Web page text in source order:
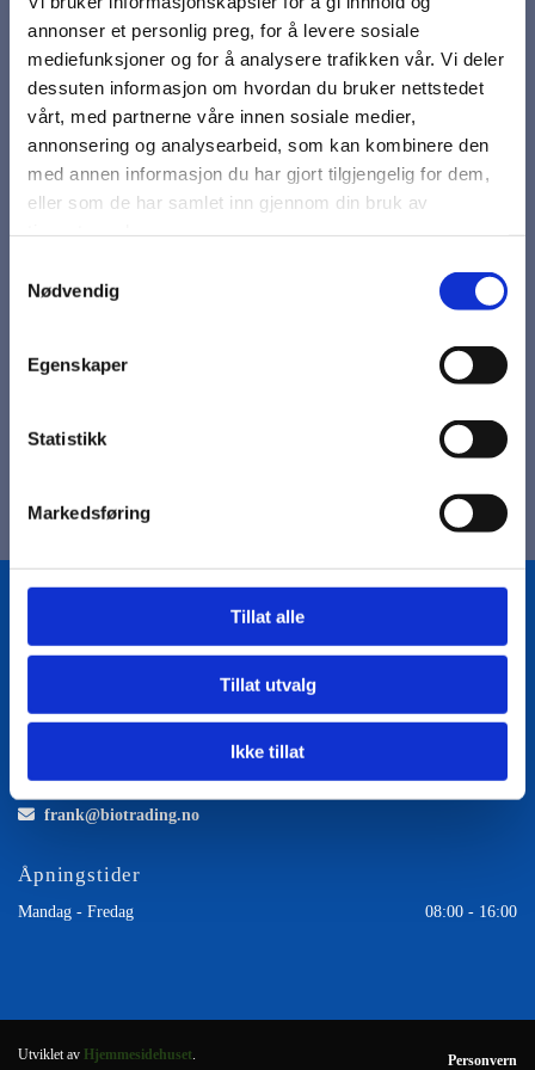
annonser et personlig preg, for å levere sosiale
mediefunksjoner og for å analysere trafikken vår. Vi deler
dessuten informasjon om hvordan du bruker nettstedet
vårt, med partnerne våre innen sosiale medier,
annonsering og analysearbeid, som kan kombinere den
med annen informasjon du har gjort tilgjengelig for dem,
eller som de har samlet inn gjennom din bruk av
Nødvendig
Egenskaper
Statistikk
Markedsføring
Tillat alle
Tillat utvalg
Ikke tillat
forurensning og forbedre oss kontinuerlig.
Miljømessig aspekter skal ikke betraktes som et enkeltområde,
men integreres i virksomheten.
Dette betyr at:
Identifiserte vesentlige miljøaspekter skal være grunnlag for
vår forbedring.
Vi vil kontinuerlig utvikle våre produkter og prosesser og
utdanne og informere våre ansatte
Bidra til effektiv kretslogg av varer gjennom fortsatt
Aktivt arbeide for å redusere energi-og materialforbruk og
 frank@biotrading.no
Åpningstider
Mandag - Fredag 08:00 - 16:00
Utviklet av Hjemmesidehuset. Personvern